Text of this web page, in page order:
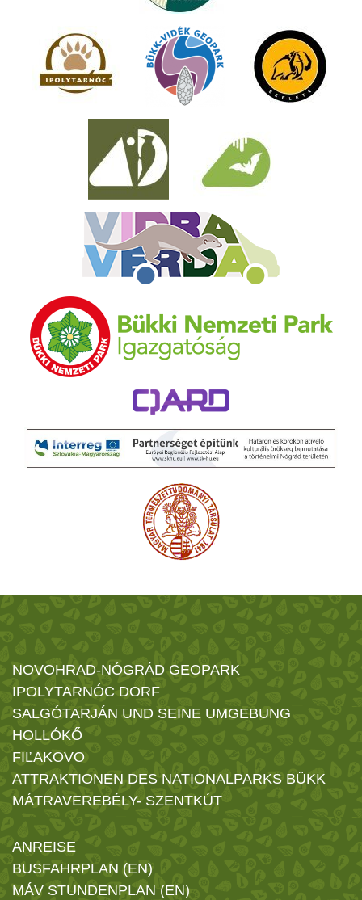
NOVOHRAD-NÓGRÁD GEOPARK
IPOLYTARNÓC DORF
SALGÓTARJÁN UND SEINE UMGEBUNG
HOLLÓKŐ
FIĽAKOVO
ATTRAKTIONEN DES NATIONALPARKS BÜKK
MÁTRAVEREBÉLY- SZENTKÚT
ANREISE
BUSFAHRPLAN (EN)
MÁV STUNDENPLAN (EN)